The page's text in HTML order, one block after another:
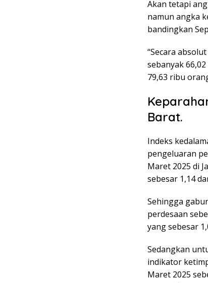
Akan tetapi
namun angka
bandingkan
“Secara
sebanyak
79,63 ribu
Barat.
Indeks
pengeluaran
Maret 2025 di
sebesar 1,14
Sehingga
perdesaan
yang sebesar
Sedangkan
indikator
Maret 2025